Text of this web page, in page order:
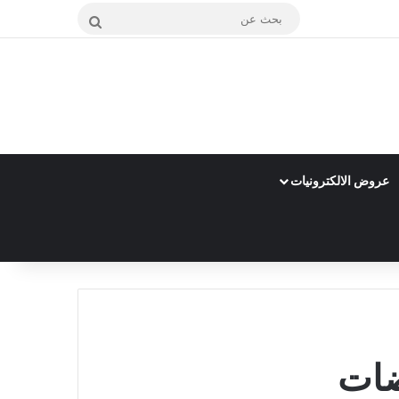
بحث
عروض الالكترونيات